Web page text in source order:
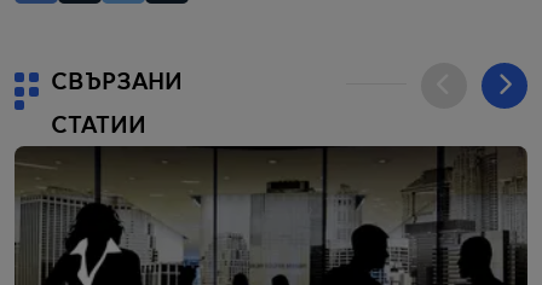
СВЪРЗАНИ
СТАТИИ